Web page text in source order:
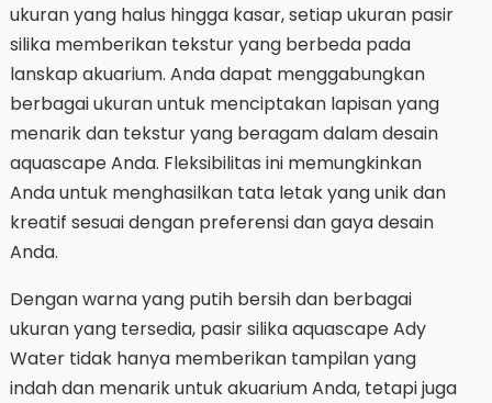
ukuran yang halus hingga kasar, setiap ukuran pasir
silika memberikan tekstur yang berbeda pada
lanskap akuarium. Anda dapat menggabungkan
berbagai ukuran untuk menciptakan lapisan yang
menarik dan tekstur yang beragam dalam desain
aquascape Anda. Fleksibilitas ini memungkinkan
Anda untuk menghasilkan tata letak yang unik dan
kreatif sesuai dengan preferensi dan gaya desain
Anda.
Dengan warna yang putih bersih dan berbagai
ukuran yang tersedia, pasir silika aquascape Ady
Water tidak hanya memberikan tampilan yang
indah dan menarik untuk akuarium Anda, tetapi juga